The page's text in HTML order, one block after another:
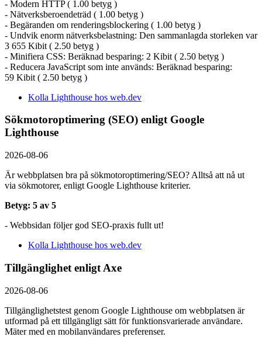
- Modern HTTP ( 1.00 betyg )
- Nätverksberoendeträd ( 1.00 betyg )
- Begäranden om renderingsblockering ( 1.00 betyg )
- Undvik enorm nätverksbelastning: Den sammanlagda storleken var
3 655 Kibit ( 2.50 betyg )
- Minifiera CSS: Beräknad besparing: 2 Kibit ( 2.50 betyg )
- Reducera JavaScript som inte används: Beräknad besparing:
59 Kibit ( 2.50 betyg )
Kolla Lighthouse hos web.dev
Sökmotoroptimering (SEO) enligt Google
Lighthouse
2026-08-06
Är webbplatsen bra på sökmotoroptimering/SEO? Alltså att nå ut
via sökmotorer, enligt Google Lighthouse kriterier.
Betyg: 5 av 5
- Webbsidan följer god SEO-praxis fullt ut!
Kolla Lighthouse hos web.dev
Tillgänglighet enligt Axe
2026-08-06
Tillgänglighetstest genom Google Lighthouse om webbplatsen är
utformad på ett tillgängligt sätt för funktionsvarierade användare.
Mäter med en mobil­användares preferenser.